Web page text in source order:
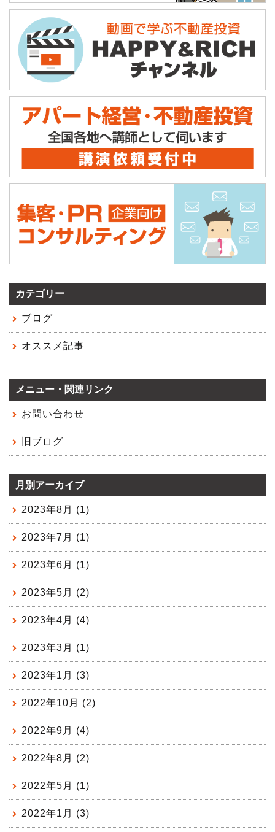
カテゴリー
ブログ
オススメ記事
メニュー・関連リンク
お問い合わせ
旧ブログ
月別アーカイブ
2023年8月 (1)
2023年7月 (1)
2023年6月 (1)
2023年5月 (2)
2023年4月 (4)
2023年3月 (1)
2023年1月 (3)
2022年10月 (2)
2022年9月 (4)
2022年8月 (2)
2022年5月 (1)
2022年1月 (3)